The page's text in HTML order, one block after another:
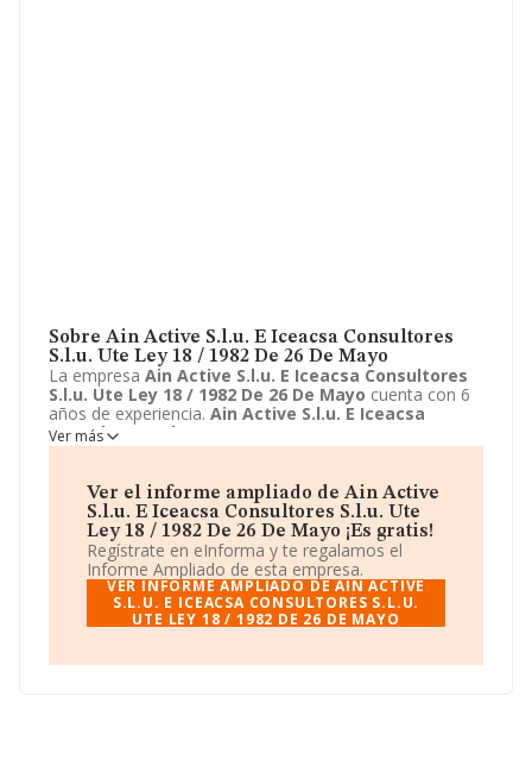
Sobre Ain Active S.l.u. E Iceacsa Consultores
S.l.u. Ute Ley 18 / 1982 De 26 De Mayo
La empresa Ain Active S.l.u. E Iceacsa Consultores
S.l.u. Ute Ley 18 / 1982 De 26 De Mayo cuenta con 6
años de experiencia. Ain Active S.l.u. E Iceacsa
Consultores S.l.u. Ute Ley 18 / 1982 De 26 De Mayo
ubicada en Glorieta America, 5 - 1, a Coruña, la Coruña.
técnicos de ingeniería y otras actividades relacionadas
con el asesoramiento técnico. El modelo de sociedad de
Ain Active S.l.u. E Iceacsa Consultores S.l.u. Ute
Ley 18 / 1982 De 26 De Mayoes Unión temporal de
empresas.
Ver más
Ver el informe ampliado de Ain Active
S.l.u. E Iceacsa Consultores S.l.u. Ute
Ley 18 / 1982 De 26 De Mayo ¡Es gratis!
Regístrate en eInforma y te regalamos el
Informe Ampliado de esta empresa.
VER INFORME AMPLIADO DE AIN ACTIVE
S.L.U. E ICEACSA CONSULTORES S.L.U.
UTE LEY 18 / 1982 DE 26 DE MAYO